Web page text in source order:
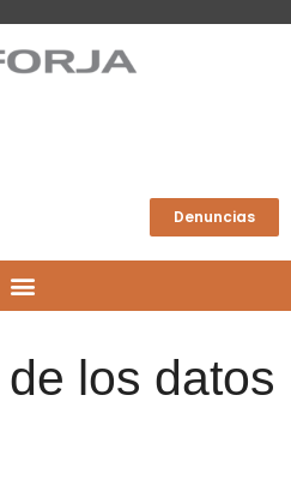
Denuncias
los datos